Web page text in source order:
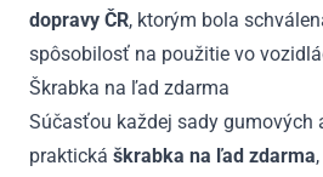
dopravy ČR, ktorým bola
spôsobilosť na použitie vo
Škrabka na ľad zdarma
Súčasťou každej sady gumových
praktická škrabka na ľad zdarma